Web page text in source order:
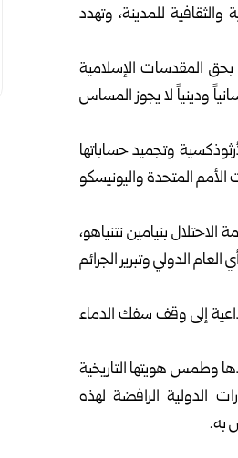
للمدينة، وتهدد
بحق المقدسات الإسلامية
ودينياً لا يجوز المساس
وتجميد حساباتها
الأمم المتحدة واليونيسكو
بنيامين نتنياهو،
الدولي وتبرير الجرائم
إلى وقف سفك الدماء
وطمس هويتها التاريخية
الدولية الرافضة لهذه
به.